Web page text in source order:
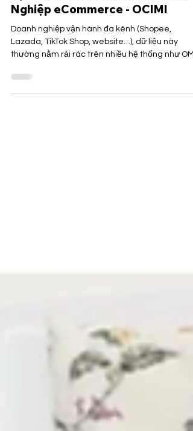
Định Mới & Giải Pháp Cho Doanh
Nghiệp eCommerce - OCIMI
Doanh nghiệp vận hành đa kênh (Shopee,
Lazada, TikTok Shop, website…), dữ liệu này
WMS và phần mềm kế toán. Nếu không có cơ
đồng bộ, doanh nghiệp dễ gặp tình trạng lệch